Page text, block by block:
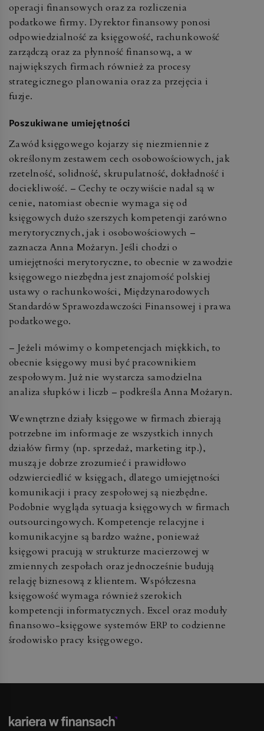
operacji finansowych oraz za rozliczenia
podatkowe firmy. Dyrektor finansowy ponosi
odpowiedzialność za księgowość, rachunkowość
zarządczą oraz za płynność finansową, a w
największych firmach również za procesy
strategicznego planowania oraz za przejęcia i
fuzje.
Poszukiwane umiejętności
Zawód księgowego kojarzy się niezmiennie z
określonym zestawem cech osobowościowych, jak
rzetelność, solidność, skrupulatność, dokładność i
dociekliwość. – Cechy te oczywiście nadal są w
cenie, natomiast obecnie wymaga się od
księgowych dużo szerszych kompetencji zarówno
merytorycznych, jak i osobowościowych –
zaznacza Anna Możaryn. Jeśli chodzi o
umiejętności merytoryczne, to obecnie w zawodzie
księgowego niezbędna jest znajomość polskiej
ustawy o rachunkowości, Międzynarodowych
Standardów Sprawozdawczości Finansowej i prawa
podatkowego.
– Jeżeli mówimy o kompetencjach miękkich, to
obecnie księgowy musi być pracownikiem
zespołowym. Już nie wystarcza samodzielna
analiza słupków i liczb – podkreśla Anna Możaryn.
Wewnętrzne działy księgowe w firmach zbierają
potrzebne im informacje ze wszystkich innych
działów firmy (np. sprzedaż, marketing itp.),
muszą je dobrze zrozumieć i prawidłowo
odzwierciedlić w księgach, dlatego umiejętności
komunikacji i pracy zespołowej są niezbędne.
Podobnie wygląda sytuacja księgowych w firmach
outsourcingowych. Kompetencje relacyjne i
komunikacyjne są bardzo ważne, ponieważ
księgowi pracują w strukturze macierzowej w
zmiennych zespołach oraz jednocześnie budują
relację biznesową z klientem. Współczesna
księgowość wymaga również szerokich
kompetencji informatycznych. Excel oraz moduły
finansowo-księgowe systemów ERP to codzienne
środowisko pracy księgowego.